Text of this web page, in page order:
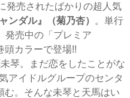
売されたばかりの超人気
ンダル』（菊乃杏）
。単行
発売中の「プレミア
頭カラーで登場!!
琴。まだ恋をしたことがな
アイドルグループのセンタ
む。そんな未琴と天馬はい